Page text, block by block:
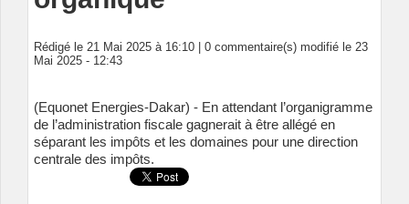
Rédigé le 21 Mai 2025 à 16:10 | 0 commentaire(s) modifié le 23
Mai 2025 - 12:43
(Equonet Energies-Dakar) - En attendant l’organigramme
de l’administration fiscale gagnerait à être allégé en
séparant les impôts et les domaines pour une direction
centrale des impôts.